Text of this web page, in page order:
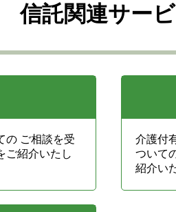
信託関連サー
の ご相談を受
ご紹介いたし
介護付
ついて
紹介い